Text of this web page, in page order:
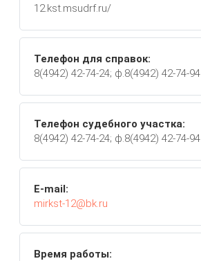
12.kst.msudrf.ru/
Телефон для справок:
8(4942) 42-74-24; ф.8(4942) 42-74-94
Телефон судебного участка:
8(4942) 42-74-24; ф.8(4942) 42-74-94
E-mail:
mirkst-12@bk.ru
Время работы: